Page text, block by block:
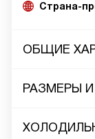
Страна-
ОБЩИЕ
РАЗМЕРЫ